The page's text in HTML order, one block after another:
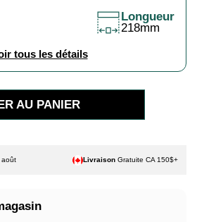
Longueur
218mm
tous les détails
AU PANIER
août Livraison Gratuite CA 150$+